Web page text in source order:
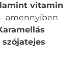
vitamin
amennyiben